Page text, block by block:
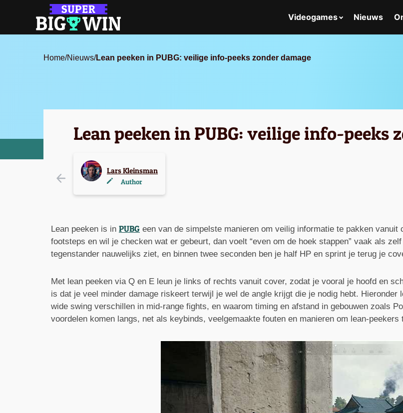
Videogames Nieuws
Home/Nieuws/Lean peeken in PUBG: veilige info-peeks zonder damage
Lean peeken in PUBG: veilige info-peeks
Lars Kleinsman
Author
Lean peeken is in PUBG een van de simpelste manieren om veilig informatie te pakken
footsteps en wil je checken wat er gebeurt, dan voelt “even om de hoek stappen” vaak als
tegenstander nauwelijks ziet, en binnen twee seconden ben je half HP en sprint je terug je
Met lean peeken via Q en E leun je links of rechts vanuit cover, zodat je vooral je hoofd en
is dat je veel minder damage riskeert terwijl je wel de angle krijgt die je nodig hebt.
wide swing verschillen in mid-range fights, en waarom timing en afstand in gebouwen zoals
voordelen komen langs, net als keybinds, veelgemaakte fouten en manieren om lean-peekers